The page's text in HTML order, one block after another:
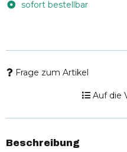
sofort bestellbar
Frage zum Artikel
Auf die
Beschreibung